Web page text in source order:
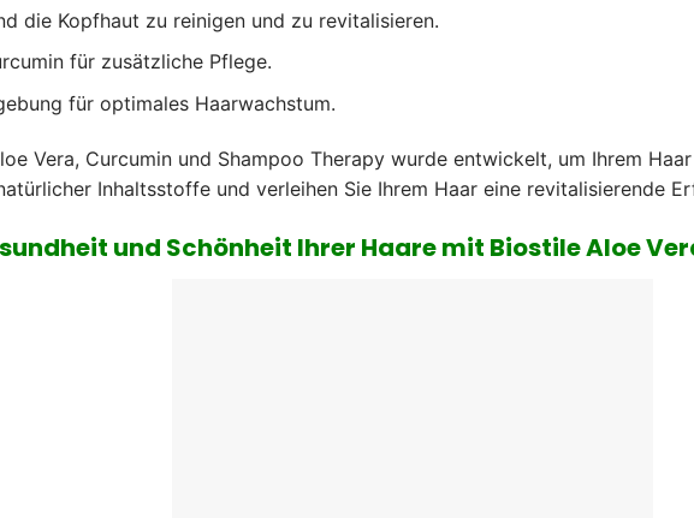
die Kopfhaut zu reinigen und zu revitalisieren.
für zusätzliche Pflege.
für optimales Haarwachstum.
Vera, Curcumin und Shampoo Therapy wurde entwickelt, um Ihrem
Inhaltsstoffe und verleihen Sie Ihrem Haar eine revitalisierende
und Schönheit Ihrer Haare mit Biostile Aloe